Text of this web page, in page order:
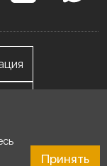
Принять